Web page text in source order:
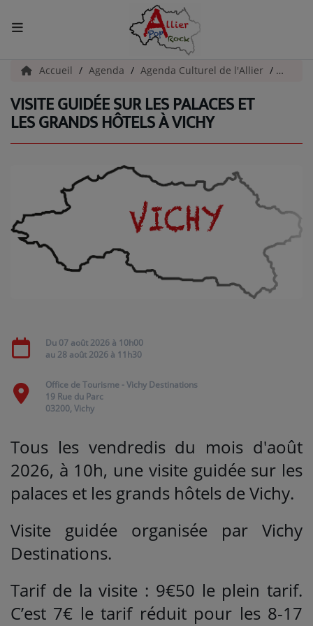
ACCUEIL
Actualités
INFOS - ALLIER
AGENDA CULTUREL - ALLIER
INFOS POP ROCK
La Radio
EMISSIONS
Médias
Titres diffusés
Accueil Agenda Agenda Culturel de l'Allier Visite
VISITE GUIDÉE SUR LES PALACES ET
LES GRANDS HÔTELS À VICHY
Du 07 août 2026 à 10h00
au 28 août 2026 à 11h30
Office de Tourisme - Vichy Destinations
19 Rue du Parc
03200, Vichy
Tous les vendredis du mois d'août
2026, à 10h, une visite guidée sur les
palaces et les grands hôtels de Vichy.
Visite guidée organisée par Vichy
Destinations.
Tarif de la visite : 9€50 le plein tarif.
C’est 7€ le tarif réduit pour les 8-17